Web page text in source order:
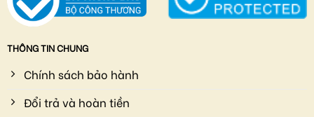
THÔNG TIN CHUNG
Chính sách bảo hành
Đổi trả và hoàn tiền